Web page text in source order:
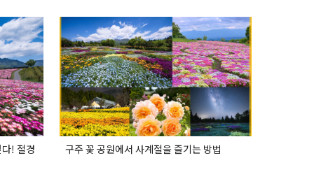
! 절경 구주 꽃 공원에서 사계절을 즐기는 방법